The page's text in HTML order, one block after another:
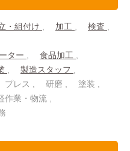
・組付け 加工
検査
ター
食品加工
製造スタッフ
プレス 研磨
塗装
作業・物流